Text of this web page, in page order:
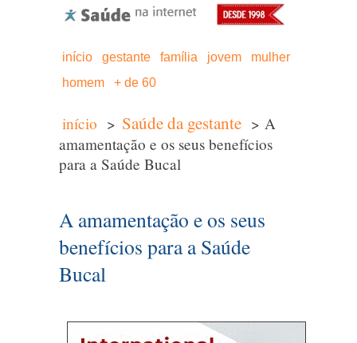
início gestante família jovem
mulher
homem
+ de 60
início > Saúde da gestante > A
amamentação e os seus benefícios
para a Saúde Bucal
A amamentação e os seus
benefícios para a Saúde
Bucal